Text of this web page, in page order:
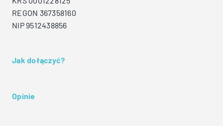
REGON 367358160
NIP 9512438856
Jak dołączyć?
Opinie